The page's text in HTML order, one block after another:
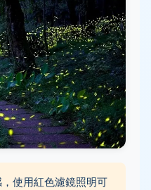
使用紅色濾鏡照明可